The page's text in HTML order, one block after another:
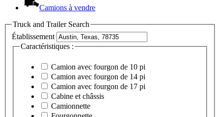
Camions à vendre
Truck and Trailer Search
Établissement
Caractéristiques :
Camion avec fourgon de 10 pi
Camion avec fourgon de 14 pi
Camion avec fourgon de 17 pi
Cabine et châssis
Camionnette